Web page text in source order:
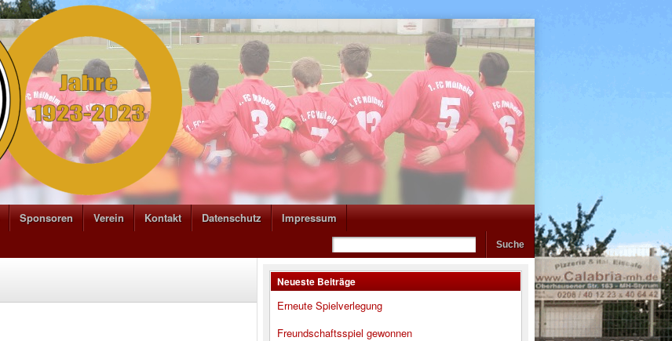
Sponsoren Verein Kontakt Datenschutz Impressum
Neueste Beiträge
Erneute Spielverlegung
Freundschaftsspiel gewonnen